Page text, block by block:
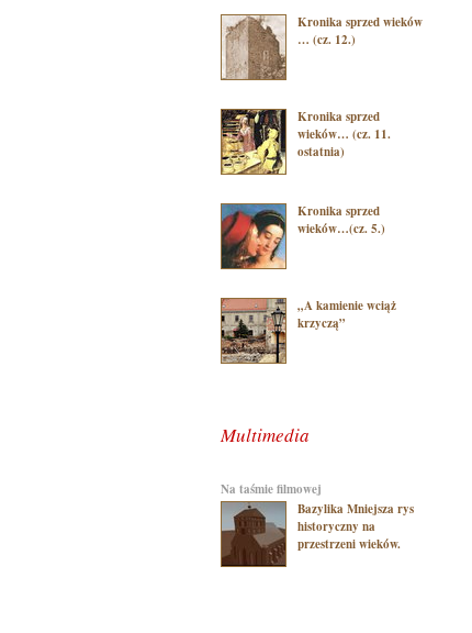
Kronika sprzed wieków
… (cz. 12.)
Kronika sprzed
wieków… (cz. 11.
ostatnia)
Kronika sprzed
wieków…(cz. 5.)
„A kamienie wciąż
krzyczą”
Multimedia
na taśmie filmowej
Bazylika Mniejsza rys
historyczny na
przestrzeni wieków.